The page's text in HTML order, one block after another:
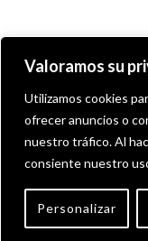
Valoramos su
Utilizamos cookies
ofrecer anuncios o
nuestro tráfico. Al
consiente nuestro
Personalizar